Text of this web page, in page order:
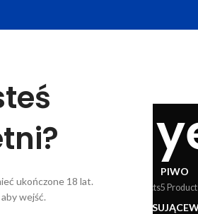
ukończone 18 lat.
wejść.
10
5 Products 24 Products
PIWO
5
WINA MUSUJĄCE